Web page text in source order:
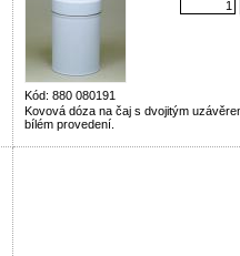
Kód: 880 080191
Kovová dóza na čaj s dvojitým
bílém provedení.